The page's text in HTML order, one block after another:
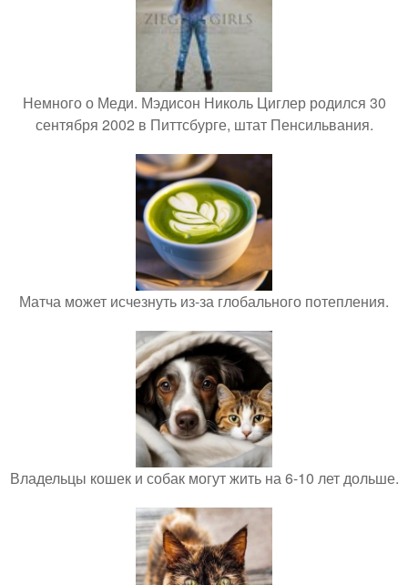
Немного о Меди. Мэдисон Николь Циглер родился 30
сентября 2002 в Питтсбурге, штат Пенсильвания.
Матча может исчезнуть из-за глобального потепления.
Владельцы кошек и собак могут жить на 6-10 лет дольше.